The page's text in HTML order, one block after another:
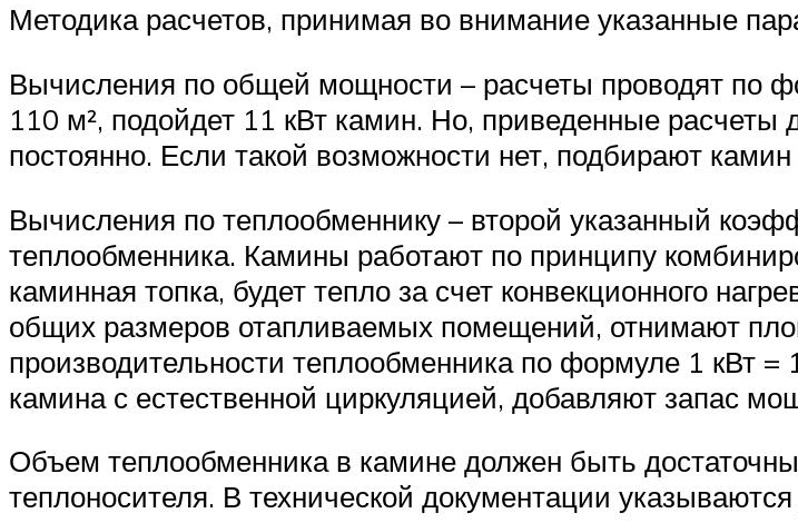
Методика расчетов, принимая во внимание указанные
Вычисления по общей мощности – расчеты проводят по
110 м², подойдет 11 кВт камин. Но, приведенные расчеты
постоянно. Если такой возможности нет, подбирают
Вычисления по теплообменнику – второй указанный
теплообменника. Камины работают по принципу
каминная топка, будет тепло за счет конвекционного
общих размеров отапливаемых помещений, отнимают
производительности теплообменника по формуле 1 кВт =
камина с естественной циркуляцией, добавляют запас
Объем теплообменника в камине должен быть
теплоносителя. В технической документации